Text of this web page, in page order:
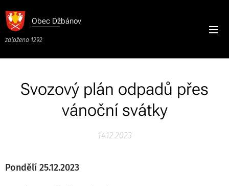
Obec Džbánov
založena 1292
Svozový plán odpadů přes
vánoční svátky
14.12.2023
Pondělí 25.12.2023